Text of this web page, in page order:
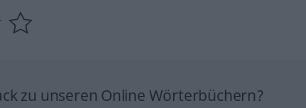
zu unseren Online Wörterbüchern?